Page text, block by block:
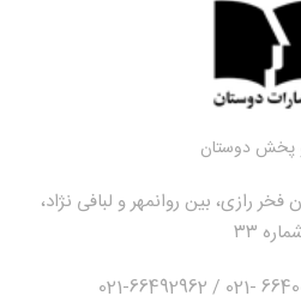
پخش دوستان
فخر رازی، بین روانمهر و لبافی نژاد،
۳۳